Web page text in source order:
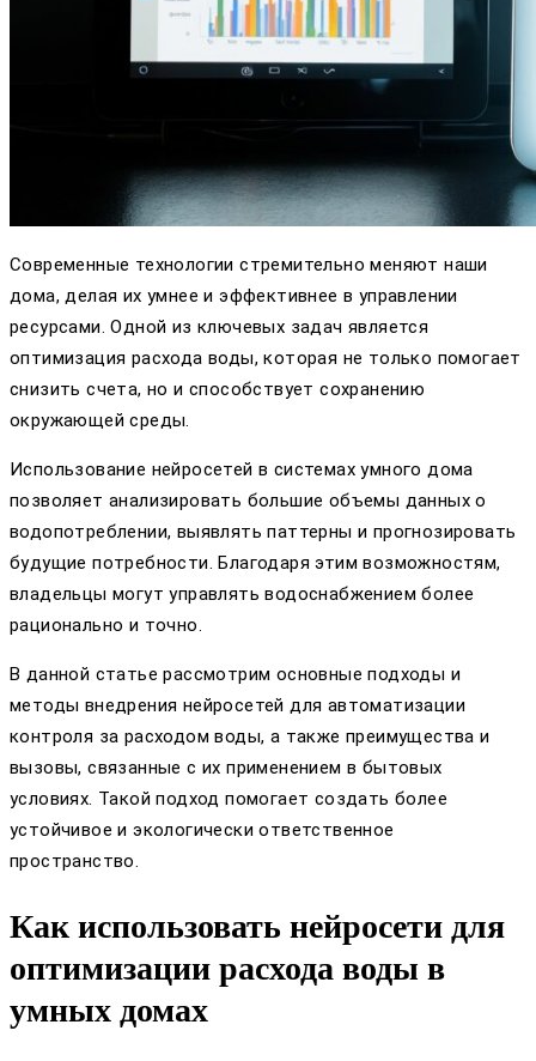
Современные технологии стремительно меняют наши
дома, делая их умнее и эффективнее в управлении
ресурсами. Одной из ключевых задач является
оптимизация расхода воды, которая не только помогает
снизить счета, но и способствует сохранению
окружающей среды.
Использование нейросетей в системах умного дома
позволяет анализировать большие объемы данных о
водопотреблении, выявлять паттерны и прогнозировать
будущие потребности. Благодаря этим возможностям,
владельцы могут управлять водоснабжением более
рационально и точно.
В данной статье рассмотрим основные подходы и
методы внедрения нейросетей для автоматизации
контроля за расходом воды, а также преимущества и
вызовы, связанные с их применением в бытовых
условиях. Такой подход помогает создать более
устойчивое и экологически ответственное
пространство.
Как использовать нейросети для
оптимизации расхода воды в
умных домах